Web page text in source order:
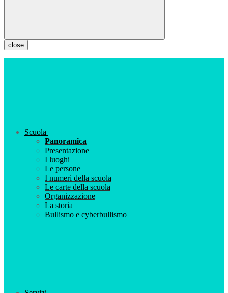
close
Scuola
Panoramica
Presentazione
I luoghi
Le persone
I numeri della scuola
Le carte della scuola
Organizzazione
La storia
Bullismo e cyberbullismo